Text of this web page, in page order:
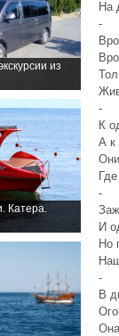
из
Катера.
На
-
-
К
А к
-
И
Но
-
В